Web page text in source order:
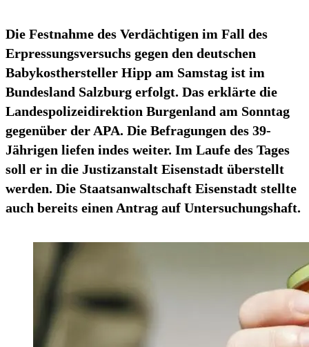
Die Festnahme des Verdächtigen im Fall des
Erpressungsversuchs gegen den deutschen
Babykosthersteller Hipp am Samstag ist im
Bundesland Salzburg erfolgt. Das erklärte die
Landespolizeidirektion Burgenland am Sonntag
gegenüber der APA. Die Befragungen des 39-
Jährigen liefen indes weiter. Im Laufe des Tages
soll er in die Justizanstalt Eisenstadt überstellt
werden. Die Staatsanwaltschaft Eisenstadt stellte
auch bereits einen Antrag auf Untersuchungshaft.